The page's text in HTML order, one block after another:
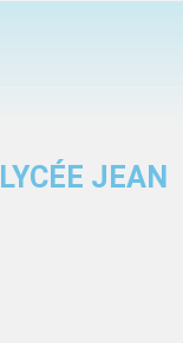
JEAN